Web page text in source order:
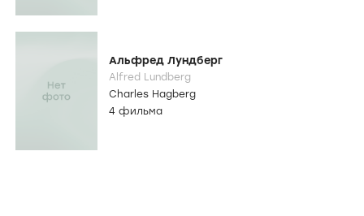
Альфред Лундберг
Alfred Lundberg
Charles Hagberg
4 фильма